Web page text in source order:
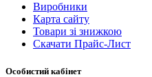
Виробники
Карта сайту
Товари зі знижкою
Скачати Прайс-Лист
Особистий кабінет